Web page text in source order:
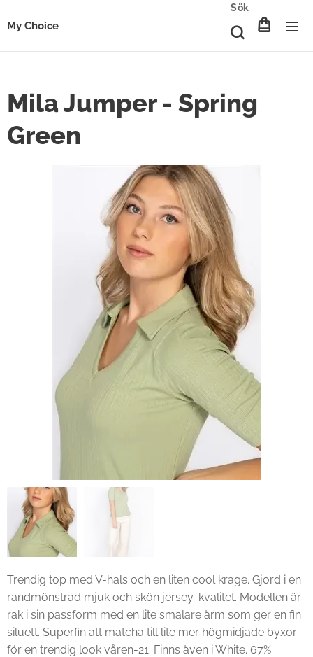
My Choice
Sök
Mila Jumper - Spring
Green
Trendig top med V-hals och en liten cool krage. Gjord i en
randmönstrad mjuk och skön jersey-kvalitet. Modellen är
rak i sin passform med en lite smalare ärm som ger en fin
siluett. Superfin att matcha till lite mer högmidjade byxor
för en trendig look våren-21. Finns även i White. 67%